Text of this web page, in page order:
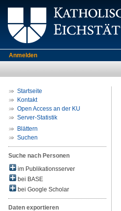
Anmelden
Startseite
Kontakt
Open Access an der KU
Server-Statistik
Blättern
Suchen
Suche nach Personen
im Publikationsserver
bei BASE
bei Google Scholar
Daten exportieren